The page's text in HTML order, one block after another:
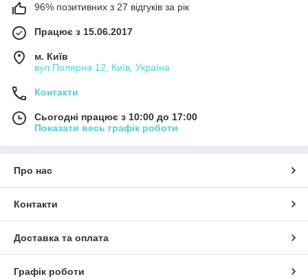
96% позитивних з 27 відгуків за рік
Працює з 15.06.2017
м. Київ
вул.Полярна 12, Київ, Україна
Контакти
Сьогодні працює з 10:00 до 17:00
Показати весь графік роботи
Про нас
Контакти
Доставка та оплата
Графік роботи